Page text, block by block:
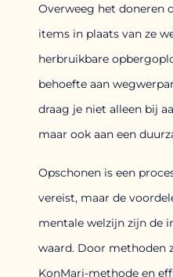
Overweeg het doneren
items in plaats van ze
herbruikbare
behoefte aan
draag je niet alleen bij
maar ook aan een
Opschonen is een
vereist, maar de
mentale welzijn zijn de
waard. Door methoden
KonMari-methode en